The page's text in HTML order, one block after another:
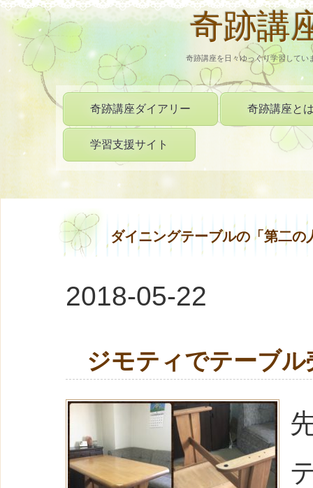
奇跡講
奇跡講座を日々ゆっくり学習してい
奇跡講座ダイアリー 奇跡講座と
学習支援サイト
ダイニングテーブルの「第二
2018-05-22
ジモティでテーブル